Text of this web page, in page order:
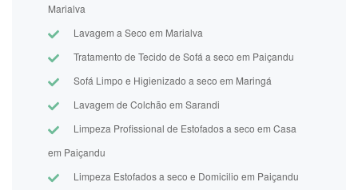
Marialva
Lavagem a Seco em Marialva
Tratamento de Tecido de Sofá a seco em Paiçandu
Sofá Limpo e Higienizado a seco em Maringá
Lavagem de Colchão em Sarandi
Limpeza Profissional de Estofados a seco em Casa
em Paiçandu
Limpeza Estofados a seco e Domicilio em Paiçandu